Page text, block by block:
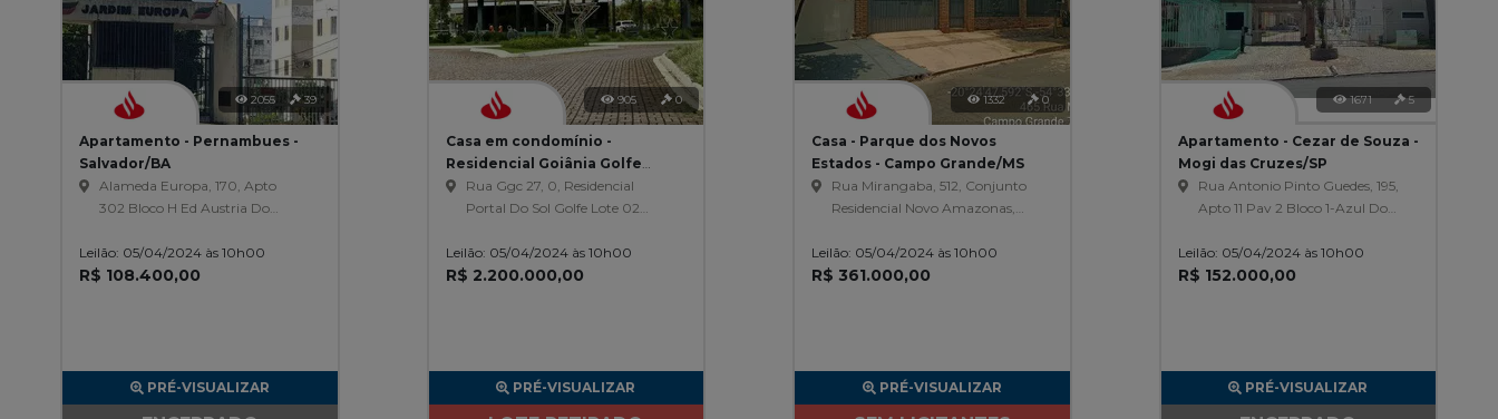
2055 39
Apartamento - Pernambues -
Salvador/BA
Alameda Europa, 170, Apto
302 Bloco H Ed Austria Do
Pernambues
Leilão: 05/04/2024 às 10h00
R$ 108.400,00
PRÉ-VISUALIZAR
905 0
Casa em condomínio -
Residencial Goiânia Golfe
Clube - Goiânia/GO
Rua Ggc 27, 0, Residencial
Portal Do Sol Golfe Lote 02
Golfe Clube
Leilão: 05/04/2024 às 10h00
R$ 2.200.000,00
PRÉ-VISUALIZAR
1332 0
Casa - Parque dos Novos
Estados - Campo Grande/MS
Rua Mirangaba, 512, Conjunto
Residencial Novo Amazonas,
Leilão: 05/04/2024 às 10h00
R$ 361.000,00
PRÉ-VISUALIZAR
1671 5
Apartamento - Cezar de Souza -
Mogi das Cruzes/SP
Rua Antonio Pinto Guedes, 195,
Apto 11 Pav 2 Bloco 1-Azul Do
De Mogi, Cezar De Souza
Leilão: 05/04/2024 às 10h00
R$ 152.000,00
PRÉ-VISUALIZAR